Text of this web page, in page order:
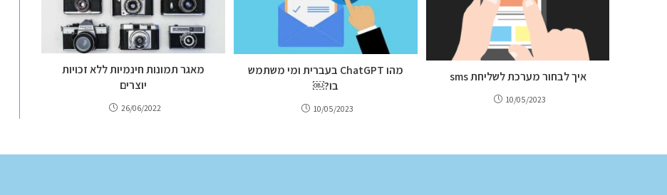
מאגר תמונות חינמיות ללא זכויות
יוצרים
26/06/2022
מהו ChatGPT בעברית ומי משתמש
בו?￼
10/05/2023
איך לבחור מערכת לשליחת sms
10/05/2023